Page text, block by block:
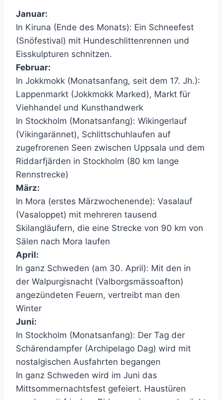
Januar:
In Kiruna (Ende des Monats): Ein Schneefest
(Snöfestival) mit Hundeschlittenrennen und
Eisskulpturen schnitzen.
Februar:
In Jokkmokk (Monatsanfang, seit dem 17. Jh.):
Lappenmarkt (Jokkmokk Marked), Markt für
Viehhandel und Kunsthandwerk
In Stockholm (Monatsanfang): Wikingerlauf
(Vikingarännet), Schlittschuhlaufen auf
zugefrorenen Seen zwischen Uppsala und dem
Riddarfjärden in Stockholm (80 km lange
Rennstrecke)
März:
In Mora (erstes Märzwochenende): Vasalauf
(Vasaloppet) mit mehreren tausend
Skilangläufern, die eine Strecke von 90 km von
Sälen nach Mora laufen
April:
In ganz Schweden (am 30. April): Mit den in
der Walpurgisnacht (Valborgsmässoafton)
angezündeten Feuern, vertreibt man den
Winter
Juni:
In Stockholm (Monatsanfang): Der Tag der
Schärendampfer (Archipelago Dag) wird mit
nostalgischen Ausfahrten begangen
In ganz Schweden wird im Juni das
Mittsommernachtsfest gefeiert. Haustüren